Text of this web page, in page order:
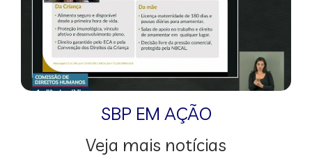
SBP EM AÇÃO
Veja mais notícias